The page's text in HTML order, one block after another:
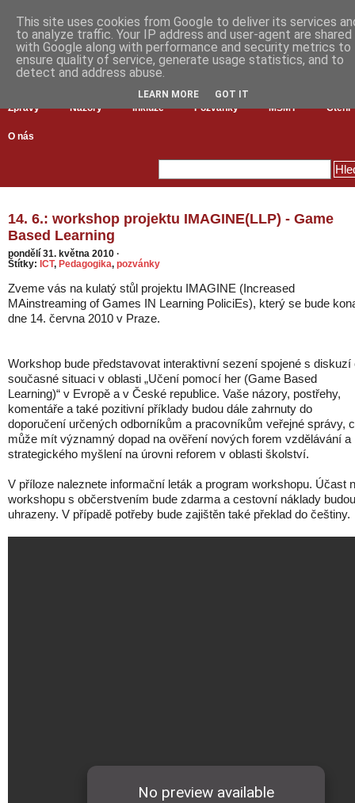
Zprávy Názory Inkluze Pozvánky MŠMT Čtení
O nás
14. 6.: workshop projektu IMAGINE(LLP) - Game
Based Learning
pondělí 31. května 2010 ·
Štítky: ICT, Pedagogika, pozvánky
Zveme vás na kulatý stůl projektu IMAGINE (Increased
MAinstreaming of Games IN Learning PoliciEs), který se bude
dne 14. června 2010 v Praze.
Workshop bude představovat interaktivní sezení spojené s diskuzí
současné situaci v oblasti „Učení pomocí her (Game Based
Learning)“ v Evropě a v České republice. Vaše názory, postřehy,
komentáře a také pozitivní příklady budou dále zahrnuty do
doporučení určených odborníkům a pracovníkům veřejné správy,
může mít významný dopad na ověření nových forem vzdělávání a
strategického myšlení na úrovni reforem v oblasti školství.
V příloze naleznete informační leták a program workshopu. Účast
workshopu s občerstvením bude zdarma a cestovní náklady budou
uhrazeny. V případě potřeby bude zajištěn také překlad do češtiny.
This site uses cookies from Google to deliver its services
to analyze traffic. Your IP address and user-agent are shared
with Google along with performance and security metrics to
ensure quality of service, generate usage statistics, and to
detect and address abuse.
LEARN MORE GOT IT